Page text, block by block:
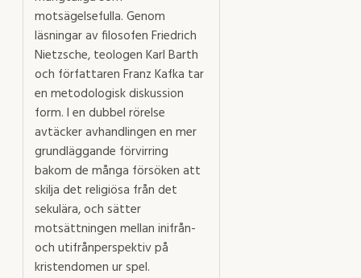
motsägelsefulla. Genom
läsningar av filosofen Friedrich
Nietzsche, teologen Karl Barth
och författaren Franz Kafka tar
en metodologisk diskussion
form. I en dubbel rörelse
avtäcker avhandlingen en mer
grundläggande förvirring
bakom de många försöken att
skilja det religiösa från det
sekulära, och sätter
motsättningen mellan inifrån-
och utifrånperspektiv på
kristendomen ur spel.